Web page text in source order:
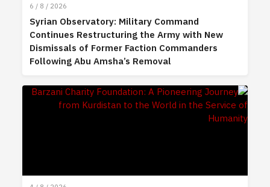
6 / 8 / 2026
Syrian Observatory: Military Command
Continues Restructuring the Army with New
Dismissals of Former Faction Commanders
Following Abu Amsha’s Removal